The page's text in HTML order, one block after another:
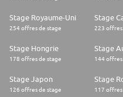
Stage Royaume-Uni
254 offres de stage
Stage
223 offres
Stage Hongrie
178 offres de stage
Stage
144 offres
Stage Japon
126 offres de stage
Stage
117 offres